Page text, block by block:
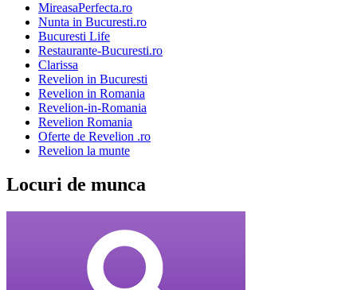
MireasaPerfecta.ro
Nunta in Bucuresti.ro
Bucuresti Life
Restaurante-Bucuresti.ro
Clarissa
Revelion in Bucuresti
Revelion in Romania
Revelion-in-Romania
Revelion Romania
Oferte de Revelion .ro
Revelion la munte
Locuri de munca